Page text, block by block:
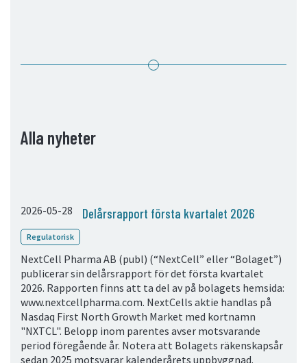
Alla nyheter
2026-05-28 Delårsrapport första kvartalet 2026
Regulatorisk
NextCell Pharma AB (publ) (“NextCell” eller “Bolaget”)
publicerar sin delårsrapport för det första kvartalet
2026. Rapporten finns att ta del av på bolagets hemsida:
www.nextcellpharma.com. NextCells aktie handlas på
Nasdaq First North Growth Market med kortnamn
"NXTCL". Belopp inom parentes avser motsvarande
period föregående år. Notera att Bolagets räkenskapsår
sedan 2025 motsvarar kalenderårets uppbyggnad.